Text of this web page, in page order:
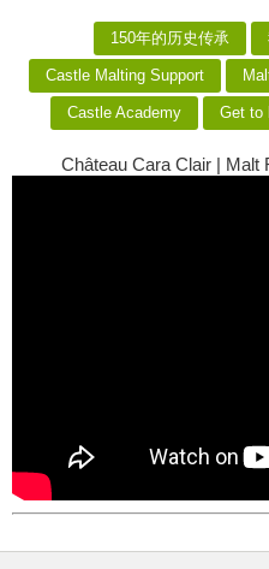
150年的历史传承
Castle Malting Support
Castle Academy Get to
Château Cara Clair | Malt